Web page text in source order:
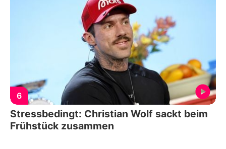
6
Stressbedingt: Christian Wolf sackt beim
Frühstück zusammen